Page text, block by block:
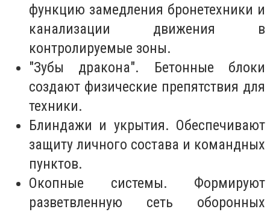
функцию замедления бронетехники и
канализации движения в
контролируемые зоны.
"Зубы дракона". Бетонные блоки
создают физические препятствия для
техники.
Блиндажи и укрытия. Обеспечивают
защиту личного состава и командных
пунктов.
Окопные системы. Формируют
разветвленную сеть оборонных